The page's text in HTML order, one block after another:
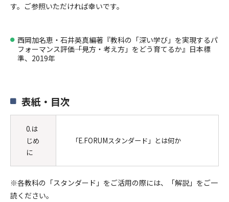
す。ご参照いただければ幸いです。
西岡加名恵・石井英真編著『教科の「深い学び」を実現するパ
フォーマンス評価――「見方・考え方」をどう育てるか』日本標
準、2019年
表紙・目次
0.は
じめ
に
「E.FORUMスタンダード」とは何か
※各教科の「スタンダード」をご活用の際には、「解説」をご一
読ください。